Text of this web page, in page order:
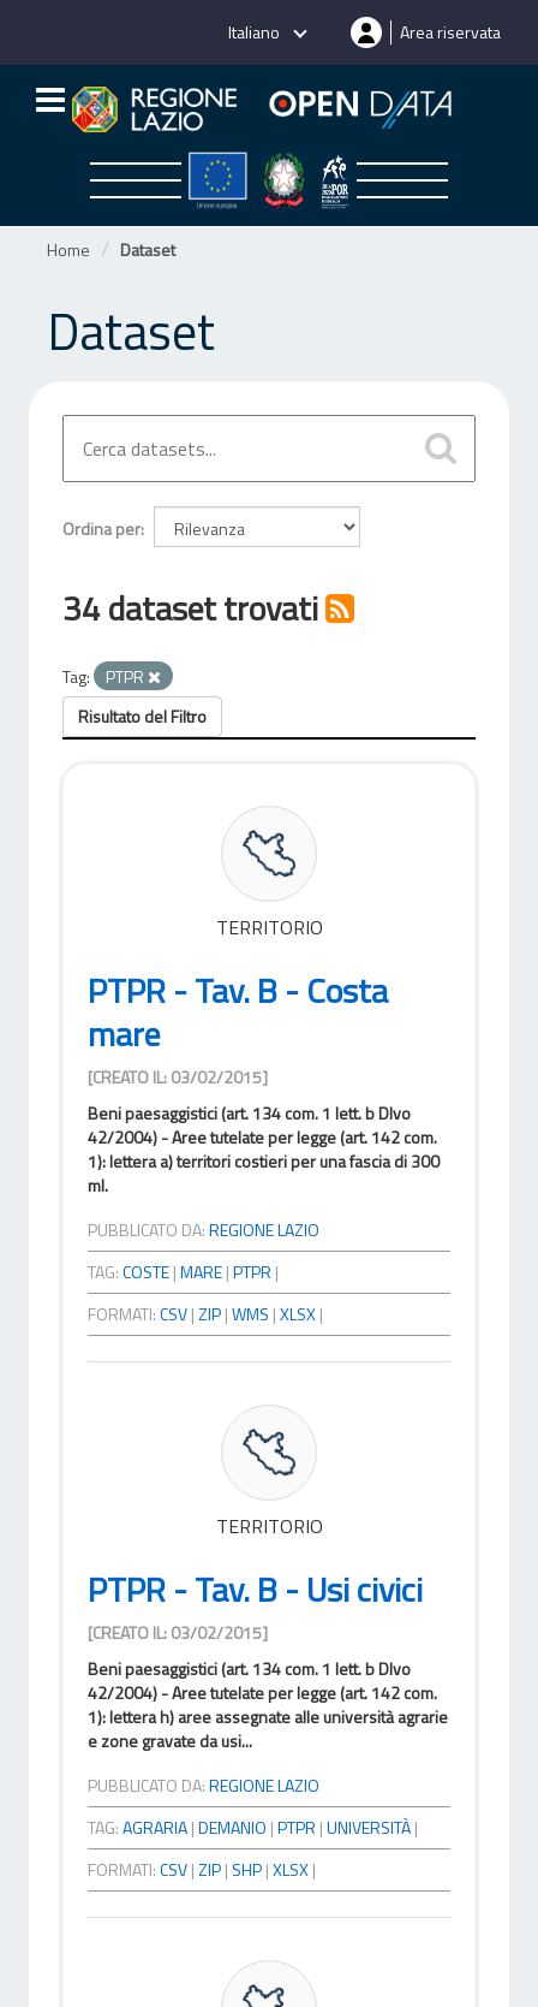
Italiano Area riservata
Home Dataset
Dataset
Ordina per
34 dataset trovati
Tag:
PTPR
Risultato del Filtro
TERRITORIO
PTPR - Tav. B - Costa
mare
[CREATO IL: 03/02/2015]
Beni paesaggistici (art. 134 com. 1 lett. b Dlvo
42/2004) - Aree tutelate per legge (art. 142 com.
1): lettera a) territori costieri per una fascia di 300
ml.
PUBBLICATO DA:REGIONE LAZIO
TAG:COSTE|MARE|PTPR |
FORMATI:CSV|ZIP|WMS |XLSX|
TERRITORIO
PTPR - Tav. B - Usi civici
[CREATO IL: 03/02/2015]
Beni paesaggistici (art. 134 com. 1 lett. b Dlvo
42/2004) - Aree tutelate per legge (art. 142 com.
1): lettera h) aree assegnate alle università agrarie
e zone gravate da usi...
PUBBLICATO DA:REGIONE LAZIO
TAG:AGRARIA|DEMANIO |PTPR |UNIVERSITÀ|
FORMATI:CSV|ZIP| SHP|XLSX|